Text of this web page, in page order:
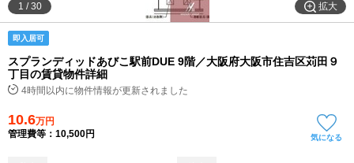
不動産会社から
拡大
1 /30
即入居可
スプランディッドあびこ駅前DUE 9階／大阪府大阪市住吉区苅田９
丁目の賃貸物件詳細
4時間以内に物件情報が更新されました
10.6万円
管理費等：10,500円
気になる